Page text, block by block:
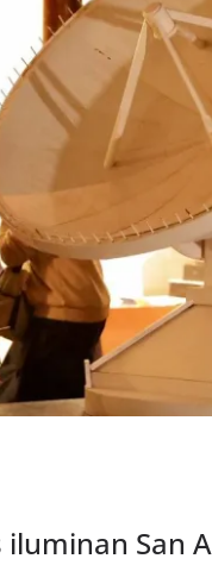
iluminan San